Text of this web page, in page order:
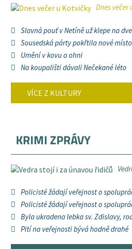
Dnes večer
Slavná pouť v Netíně už klepe na
Sousedská párty pokřtila nové
Umění v kovu a ohni
Na koupališti dávali Nečekané léto
VÍCE Z KULTURY
KRIMI ZPRÁVY
Policisté žádají veřejnost o
Policisté žádají veřejnost o
Byla ukradena lebka sv. Zdislavy,
Pití na veřejnosti bývá hodně drahé